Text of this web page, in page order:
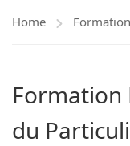
Home Formation
Formation
du